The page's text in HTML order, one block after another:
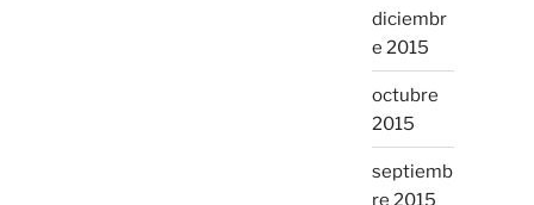
diciembr
e 2015
octubre
2015
septiemb
re 2015